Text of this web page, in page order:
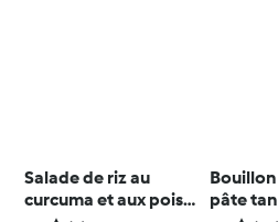
Salade de riz au
curcuma et aux pois
pâte